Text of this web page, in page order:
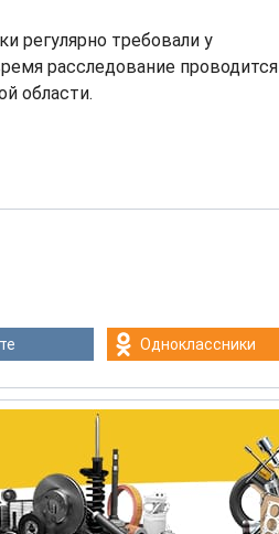
регулярно требовали у
расследование проводится
области.
Одноклассники